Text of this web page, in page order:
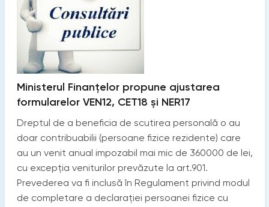
Ministerul Finanțelor propune ajustarea
formularelor VEN12, CET18 și NER17
Dreptul de a beneficia de scutirea personală o au
doar contribuabilii (persoane fizice rezidente) care
au un venit anual impozabil mai mic de 360000 de lei,
cu excepţia veniturilor prevăzute la art.901.
Prevederea va fi inclusă în Regulament privind modul
de completare a declaraţiei persoanei fizice cu